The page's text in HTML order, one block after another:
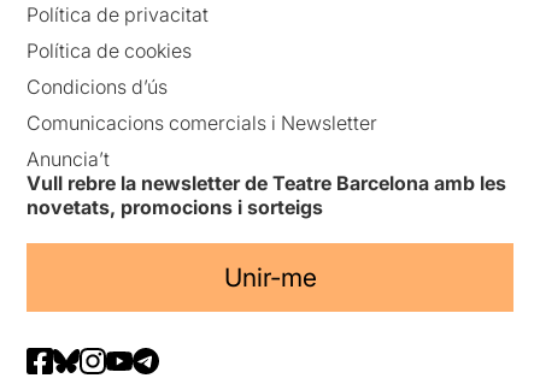
Política de privacitat
Política de cookies
Condicions d’ús
Comunicacions comercials i Newsletter
Anuncia’t
Vull rebre la newsletter de Teatre Barcelona amb les
novetats, promocions i sorteigs
Unir-me